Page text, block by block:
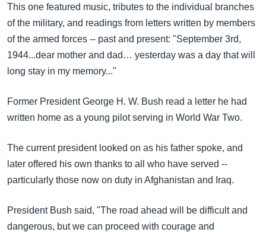
ကျော်
ရန်
This one featured music, tributes to the individual branches
of the military, and readings from letters written by members
of the armed forces -- past and present: "September 3rd,
1944...dear mother and dad… yesterday was a day that will
long stay in my memory..."
Former President George H. W. Bush read a letter he had
written home as a young pilot serving in World War Two.
The current president looked on as his father spoke, and
later offered his own thanks to all who have served --
particularly those now on duty in Afghanistan and Iraq.
President Bush said, "The road ahead will be difficult and
dangerous, but we can proceed with courage and